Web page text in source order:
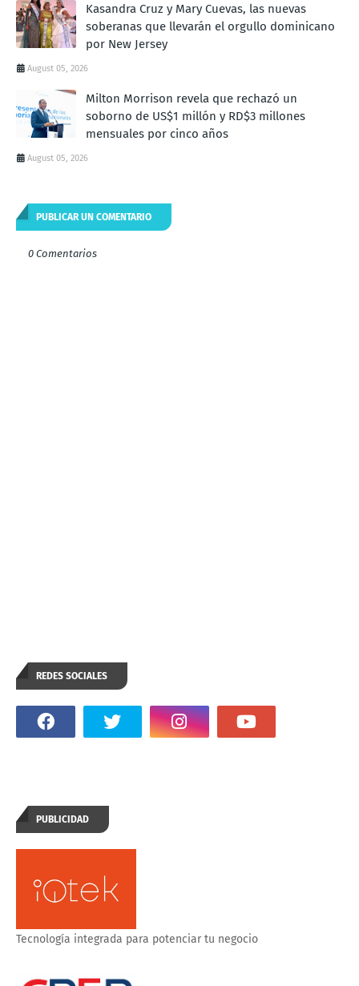
Kasandra Cruz y Mary Cuevas, las nuevas
soberanas que llevarán el orgullo dominicano
por New Jersey
August 05, 2026
Milton Morrison revela que rechazó un
soborno de US$1 millón y RD$3 millones
mensuales por cinco años
August 05, 2026
PUBLICAR UN COMENTARIO
0 Comentarios
REDES SOCIALES
PUBLICIDAD
Tecnología integrada para potenciar tu negocio